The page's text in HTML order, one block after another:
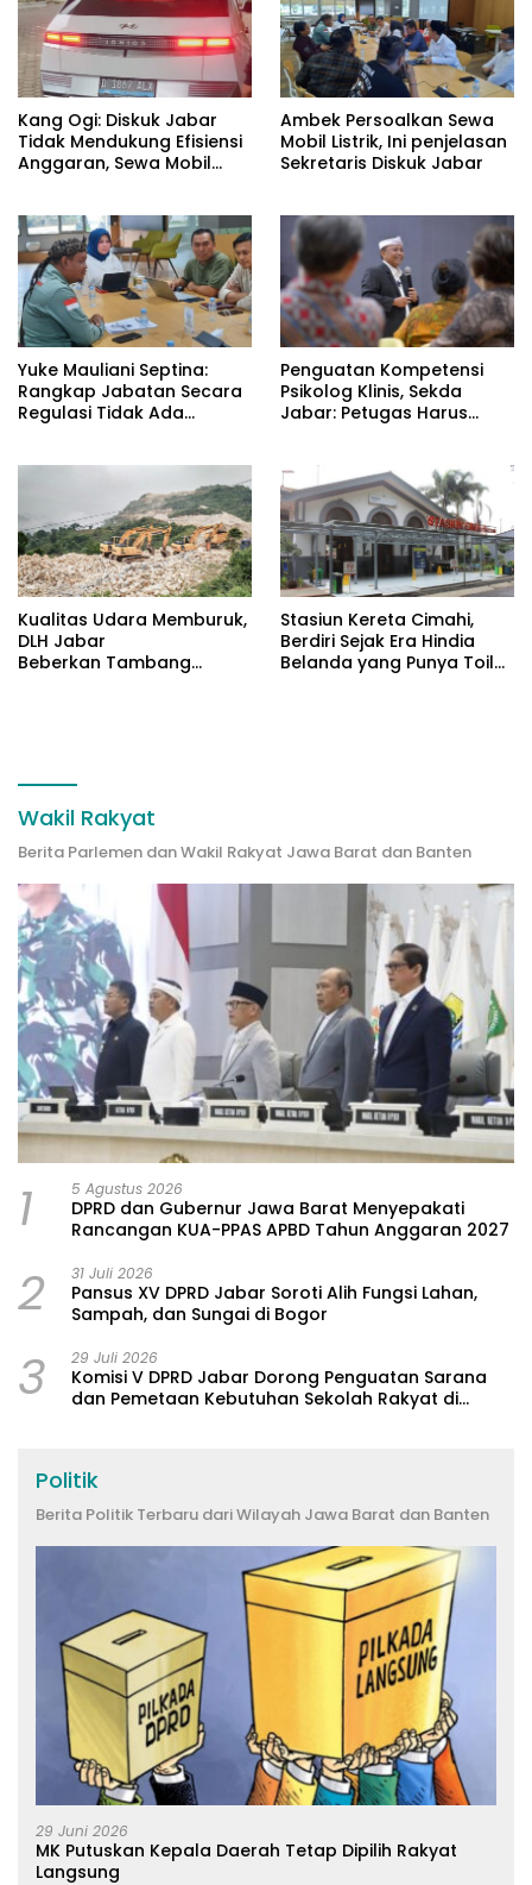
Kang Ogi: Diskuk Jabar
Tidak Mendukung Efisiensi
Anggaran, Sewa Mobil
Ambek Persoalkan Sewa
Mobil Listrik, Ini penjelasan
Sekretaris Diskuk Jabar
Yuke Mauliani Septina:
Rangkap Jabatan Secara
Regulasi Tidak Ada
Penguatan Kompetensi
Psikolog Klinis, Sekda
Jabar: Petugas Harus
Kualitas Udara Memburuk,
DLH Jabar
Beberkan Tambang
Stasiun Kereta Cimahi,
Berdiri Sejak Era Hindia
Belanda yang Punya Toilet
Wakil Rakyat
Berita Parlemen dan Wakil Rakyat Jawa Barat dan Banten
1 5 Agustus 2026
DPRD dan Gubernur Jawa Barat Menyepakati
Rancangan KUA-PPAS APBD Tahun Anggaran 2027
2 31 Juli 2026
Pansus XV DPRD Jabar Soroti Alih Fungsi Lahan,
Sampah, dan Sungai di Bogor
3 29 Juli 2026
Komisi V DPRD Jabar Dorong Penguatan Sarana
dan Pemetaan Kebutuhan Sekolah Rakyat di
Politik
Berita Politik Terbaru dari Wilayah Jawa Barat dan Banten
29 Juni 2026
MK Putuskan Kepala Daerah Tetap Dipilih Rakyat
Langsung